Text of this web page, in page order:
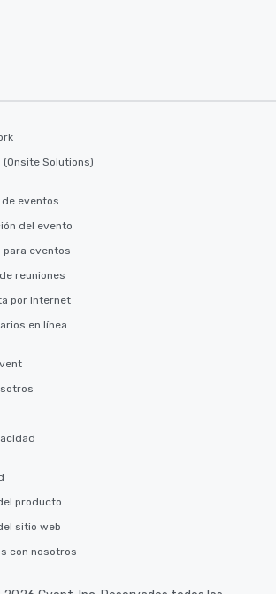
Solutions)
eventos
del evento
para eventos
reuniones
por Internet
en línea
producto
sitio web
con nosotros